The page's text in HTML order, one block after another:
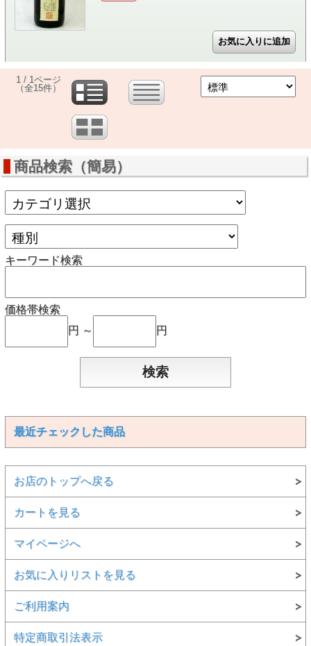
1 / 1ページ
（全15件）
商品検索（簡易）
キーワード検索
価格帯検索
円 ～
円
最近チェックした商品
お店のトップへ戻る
カートを見る
マイページへ
お気に入りリストを見る
ご利用案内
特定商取引法表示